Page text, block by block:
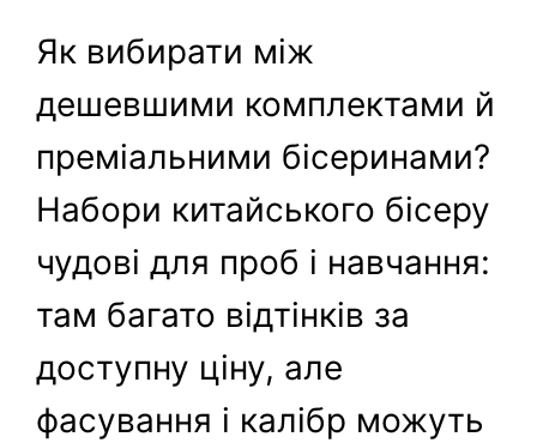
Як вибирати між
дешевшими комплектами й
преміальними бісеринами?
Набори китайського бісеру
чудові для проб і навчання:
там багато відтінків за
доступну ціну, але
фасування і калібр можуть